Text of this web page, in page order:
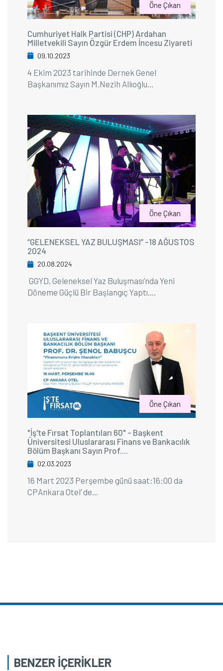
Öne Çıkan
Cumhuriyet Halk Partisi (CHP) Ardahan
Milletvekili Sayın Özgür Erdem İncesu Ziyareti
09.10.2023
4 Ekim 2023 tarihinde Dernek Genel
Başkanımız Sayın M.Nezih Allıoğlu...
Öne Çıkan
“GELENEKSEL YAZ BULUŞMASI” -18 AĞUSTOS
2024
20.08.2024
GGYD, Geleneksel Yaz Buluşması’nda Yeni
Döneme Güçlü Bir Başlangıç Yaptı....
Öne Çıkan
"İş'te Fırsat Toplantıları 60" - Başkent
Üniversitesi Uluslararası Finans ve Bankacılık
Bölüm Başkanı Sayın Prof....
02.03.2023
16 Mart 2023 Perşembe günü saat:16:00 da
CPAnkara Otel’ de...
BENZER İÇERİKLER